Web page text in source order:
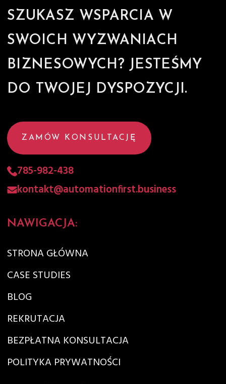
SZUKASZ WSPARCIA W
SWOICH WYZWANIACH
BIZNESOWYCH? JESTEŚMY
DO TWOJEJ DYSPOZYCJI.
ZAMÓW KONSULTACJĘ
785-982-438
kontakt@automationfirst.business
NAWIGACJA:
STRONA GŁÓWNA
CASE STUDIES
BLOG
REKRUTACJA
BEZPŁATNA KONSULTACJA
POLITYKA PRYWATNOŚCI